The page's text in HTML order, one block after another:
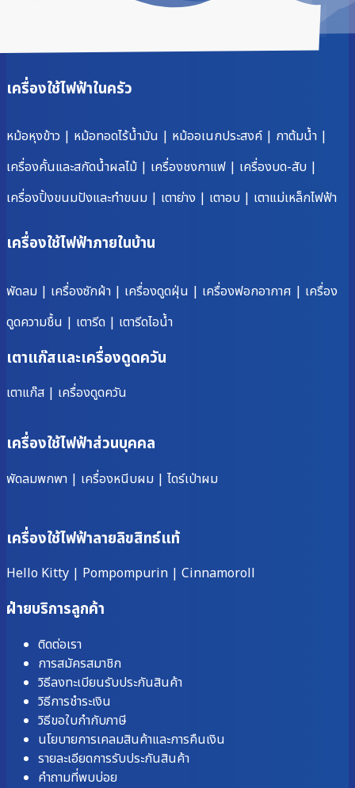
เครื่องใช้ไฟฟ้าในครัว
หม้อหุงข้าว | หม้อทอดไร้น้ำมัน | หม้ออเนกประสงค์ | กาต้มน้ำ |
เครื่องคั้นและสกัดน้ำผลไม้ | เครื่องชงกาแฟ | เครื่องบด-สับ |
เครื่องปิ้งขนมปังและทำขนม | เตาย่าง | เตาอบ | เตาแม่เหล็กไฟฟ้า
เครื่องใช้ไฟฟ้าภายในบ้าน
พัดลม | เครื่องซักผ้า | เครื่องดูดฝุ่น | เครื่องฟอกอากาศ | เครื่อง
ดูดความชื้น | เตารีด | เตารีดไอน้ำ
เตาแก๊สและเครื่องดูดควัน
เตาแก๊ส | เครื่องดูดควัน
เครื่องใช้ไฟฟ้าส่วนบุคคล
พัดลมพกพา | เครื่องหนีบผม | ไดร์เป่าผม
เครื่องใช้ไฟฟ้าลายลิขสิทธ์แท้
Hello Kitty | Pompompurin | Cinnamoroll
ฝ่ายบริการลูกค้า
ติดต่อเรา
การสมัครสมาชิก
วิธีลงทะเบียนรับประกันสินค้า
วิธีการชำระเงิน
วิธีขอใบกำกับภาษี
นโยบายการเคลมสินค้าและการคืนเงิน
รายละเอียดการรับประกันสินค้า
คำถามที่พบบ่อย